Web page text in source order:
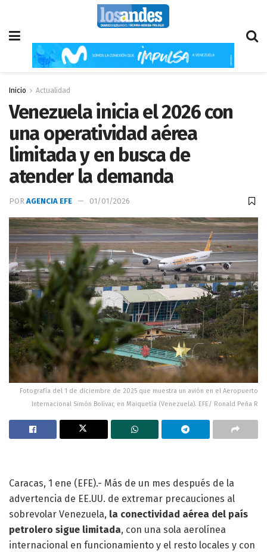
Inicio Actualidad
Venezuela inicia el 2026 con
una operatividad aérea
limitada y en busca de
atender la demanda
POR AGENCIA EFE 01/01/2026
Fotografía del 1 de diciembre de 2025 que muestra un avión en el Aeropuerto
Internacional Simón Bolívar, en Maiquetía (Venezuela). EFE/ Ronald Peña R
Caracas, 1 ene (EFE).- Más de un mes después de la
advertencia de EE.UU. de extremar precauciones al
sobrevolar Venezuela, la conectividad aérea del país
petrolero sigue limitada, con una sola aerolínea
internacional en funcionamiento y el resto locales y con